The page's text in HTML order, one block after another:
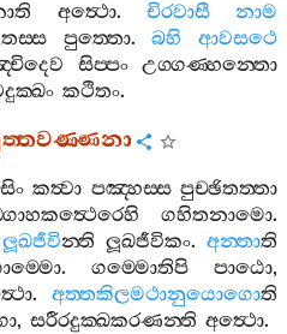
අත්‍ථො. චිරවාසී
නාම
තස‍්ස පුත‍්තො.බහි
ආවසථෙ
සිප‍්පං
උග‍්ගණ‍්හන‍්තො
කථිතං.
කත්‍වා පඤ‍්හස‍්ස පුච‍්ඡිතත‍්තා
ගහිතනාමො.
ලූඛජීවින‍්ති ලූඛජීවිකං. අන‍්තාති
. ගම‍්මොතිපි පාඨො,
. අත‍්තකිලමථානුයොගොති
, සරීරදුක‍්ඛකරණන‍්ති අත්‍ථො.